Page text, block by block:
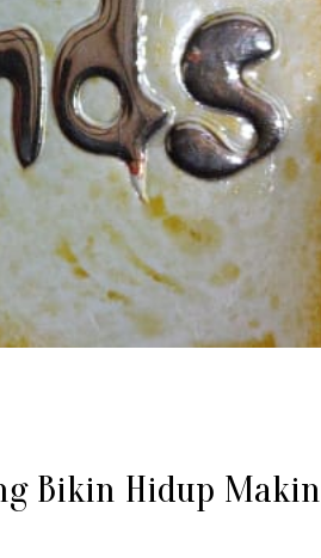
Bikin Hidup Makin